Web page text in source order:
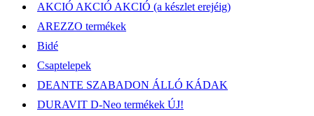
AKCIÓ AKCIÓ AKCIÓ (a készlet erejéig)
AREZZO termékek
Bidé
Csaptelepek
DEANTE SZABADON ÁLLÓ KÁDAK
DURAVIT D-Neo termékek ÚJ!